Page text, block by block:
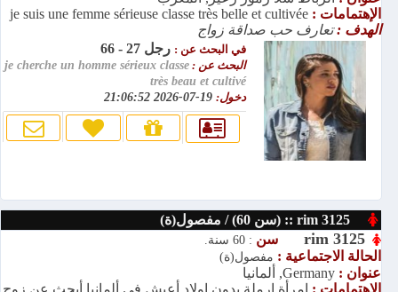
الإهتمامات : je suis une femme sérieuse classe très belle et cultivée
الهدف :تعارف حب صداقة زواج
في البحث عن : رجل 27 - 66
البحث عن : je cherche un homme sérieux classe
très beau et cultivé
دخول:
rim 3125 :: (سن 60) / مفصول(ة)
rim 3125 سن : 60 سنة.
الحالة الاجتماعية : مفصول(ة)
عنوان : Germany, ألمانيا
الإهتمامات : امرأة ارملة بدون اولاد أعيش في ألمانيا أبحث عن زوج